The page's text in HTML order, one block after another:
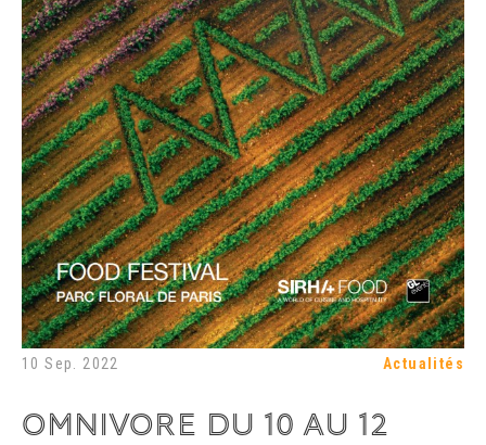
10 Sep. 2022 Actualités
OMNIVORE DU 10 AU 12